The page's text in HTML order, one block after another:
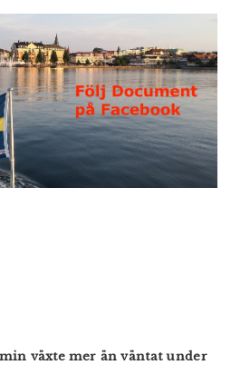
växte mer än väntat under